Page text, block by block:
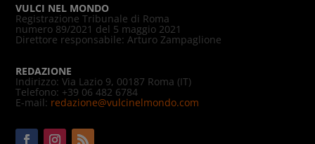
VULCI NEL MONDO
Registrazione Tribunale di Roma
numero 89/2021 del 5 maggio 2021
Direttore responsabile: Arturo Zampaglione
REDAZIONE
Indirizzo: Via Lazio 9, 00187 Roma (IT)
Telefono: +39 06 482 6784
E-mail: redazione@vulcinelmondo.com